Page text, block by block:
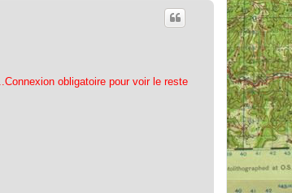
...Connexion obligatoire pour voir le reste